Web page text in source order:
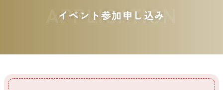
イベント参加申し込み
APPLICATION